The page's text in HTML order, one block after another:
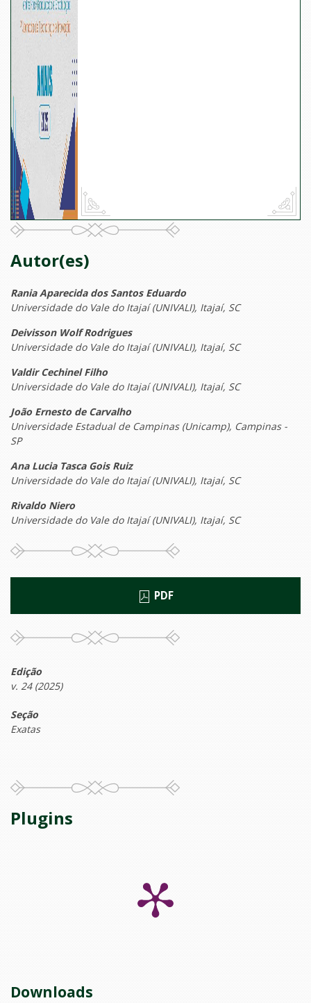
Autor(es)
Rania Aparecida dos Santos Eduardo
Universidade do Vale do Itajaí (UNIVALI), Itajaí, SC
Deivisson Wolf Rodrigues
Universidade do Vale do Itajaí (UNIVALI), Itajaí, SC
Valdir Cechinel Filho
Universidade do Vale do Itajaí (UNIVALI), Itajaí, SC
João Ernesto de Carvalho
Universidade Estadual de Campinas (Unicamp), Campinas -
SP
Ana Lucia Tasca Gois Ruiz
Universidade do Vale do Itajaí (UNIVALI), Itajaí, SC
Rivaldo Niero
Universidade do Vale do Itajaí (UNIVALI), Itajaí, SC
PDF
Edição
v. 24 (2025)
Seção
Exatas
Plugins
Downloads